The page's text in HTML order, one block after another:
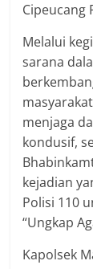
Cipeucang
Melalui
sarana
menjaga
kondusif,
kejadian
Polisi 110
“Ungkap
Kapolsek